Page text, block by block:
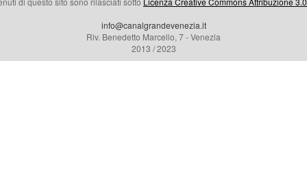
info@canalgrandevenezia.it
Riv. Benedetto Marcello, 7 - Venezia
2013 / 2023